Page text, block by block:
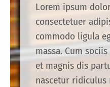
Lorem ipsum
consectetuer
commodo ligula
massa. Cum
et magnis dis
nascetur ridiculus